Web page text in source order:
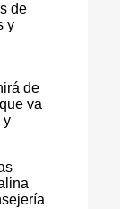
de
y
de
va
y